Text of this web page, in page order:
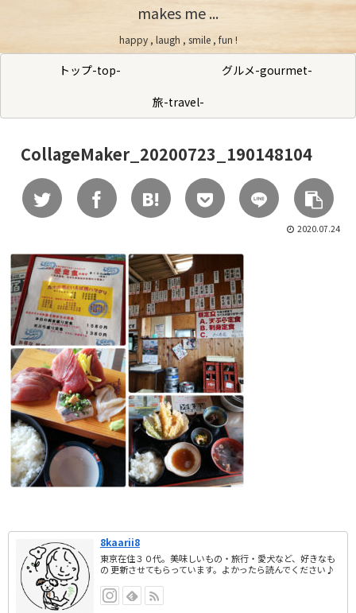
makes me ...
happy , laugh , smile , fun !
トップ-top-
グルメ-gourmet-
旅-travel-
CollageMaker_20200723_190148104
2020.07.24
8kaarii8
東京在住３０代。美味しいもの・旅行・愛犬など、好きなも
の 更新させてもらっています。よかったら読んでください♪